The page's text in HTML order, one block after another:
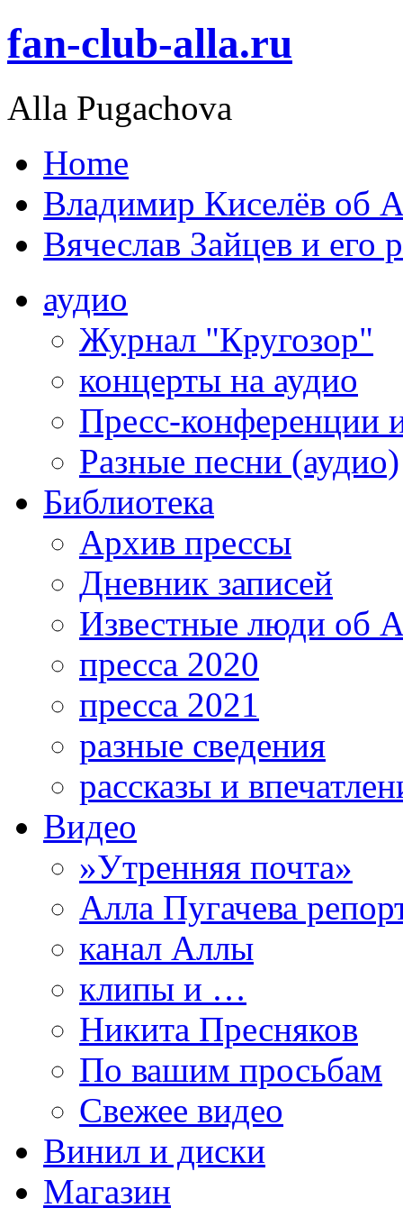
fan-club-alla.ru
Alla Pugachova
Home
Владимир Киселёв об
Вячеслав Зайцев и его
аудио
Журнал "Кругозор"
концерты на аудио
Пресс-конференции
Разные песни (аудио)
Библиотека
Архив прессы
Дневник записей
Известные люди об
пресса 2020
пресса 2021
разные сведения
рассказы и
Видео
»Утренняя почта»
Алла Пугачева
канал Аллы
клипы и …
Никита Пресняков
По вашим просьбам
Свежее видео
Винил и диски
Магазин